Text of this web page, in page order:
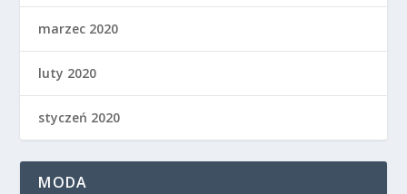
marzec 2020
luty 2020
styczeń 2020
MODA